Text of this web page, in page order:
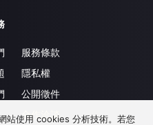
服務條款
隱私權
公開徵件
合作洽談
站使用 cookies 分析技術。若您